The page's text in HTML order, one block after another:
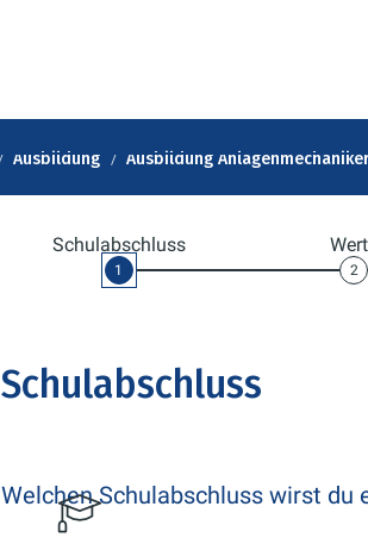
Ausbildung Ausbildung
Schulabschluss
1 2
Schulabschluss
Welchen Schulabschluss wirst du